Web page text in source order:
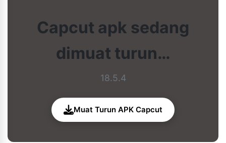
Capcut apk sedang
dimuat turun…
18.5.4
Muat Turun APK Capcut